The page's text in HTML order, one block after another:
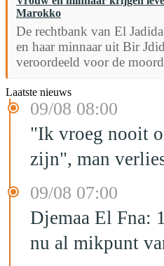
Marokko
De rechtbank van El
en haar minnaar uit Bir
veroordeeld voor de
Laatste nieuws
09/08 08:00
"Ik vroeg nooit
zijn", man
09/08 07:00
Djemaa El Fna:
nu al mikpunt